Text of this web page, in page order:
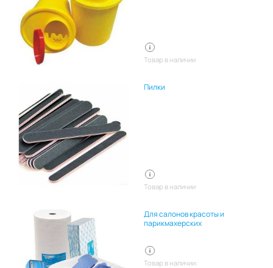
Товар в наличии
Пилки
Товар в наличии
Для салонов красоты и
парикмахерских
Товар в наличии: